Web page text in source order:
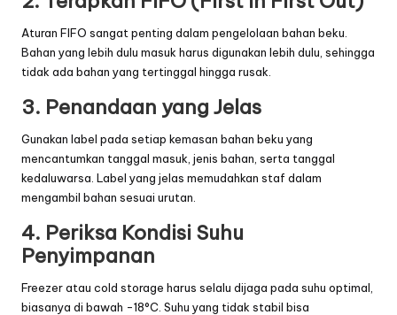
Aturan FIFO sangat penting dalam pengelolaan bahan beku.
Bahan yang lebih dulu masuk harus digunakan lebih dulu, sehingga
tidak ada bahan yang tertinggal hingga rusak.
3. Penandaan yang Jelas
Gunakan label pada setiap kemasan bahan beku yang
mencantumkan tanggal masuk, jenis bahan, serta tanggal
kedaluwarsa. Label yang jelas memudahkan staf dalam
mengambil bahan sesuai urutan.
4. Periksa Kondisi Suhu
Penyimpanan
Freezer atau cold storage harus selalu dijaga pada suhu optimal,
biasanya di bawah -18°C. Suhu yang tidak stabil bisa